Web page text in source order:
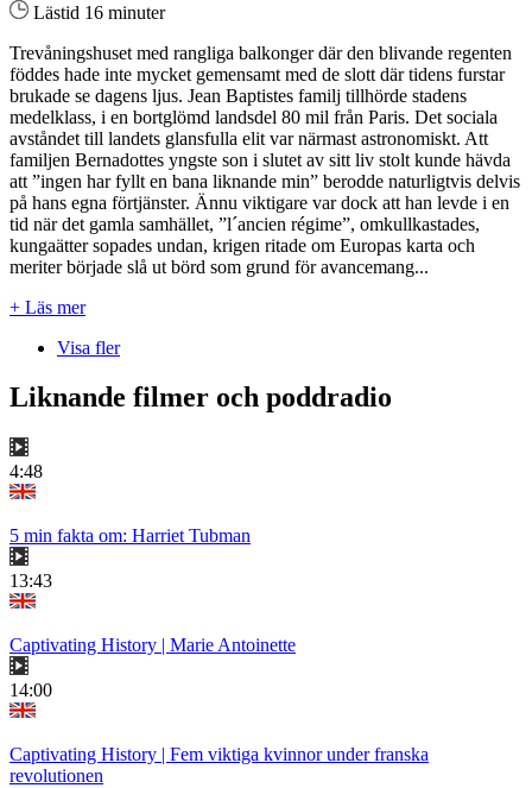
Lästid 16 minuter
Trevåningshuset med rangliga balkonger där den blivande regenten
föddes hade inte mycket gemensamt med de slott där tidens furstar
brukade se dagens ljus. Jean Baptistes familj tillhörde stadens
medelklass, i en bortglömd landsdel 80 mil från Paris. Det sociala
avståndet till landets glansfulla elit var närmast astronomiskt. Att
familjen Bernadottes yngste son i slutet av sitt liv stolt kunde hävda
att ”ingen har fyllt en bana liknande min” berodde naturligtvis delvis
på hans egna förtjänster. Ännu viktigare var dock att han levde i en
tid när det gamla samhället, ”l´ancien régime”, omkullkastades,
kungaätter sopades undan, krigen ritade om Europas karta och
meriter började slå ut börd som grund för avancemang...
+ Läs mer
Visa fler
Liknande filmer och poddradio
4:48
5 min fakta om: Harriet Tubman
13:43
Captivating History | Marie Antoinette
14:00
Captivating History | Fem viktiga kvinnor under franska
revolutionen